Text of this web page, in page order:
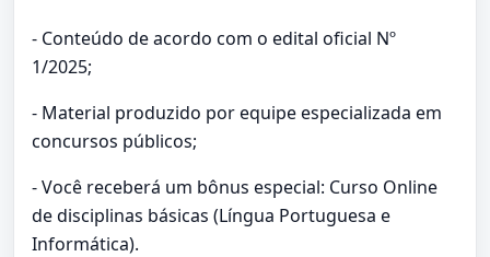
- Conteúdo de acordo com o edital oficial Nº
1/2025;
- Material produzido por equipe especializada em
concursos públicos;
- Você receberá um bônus especial: Curso Online
de disciplinas básicas (Língua Portuguesa e
Informática).